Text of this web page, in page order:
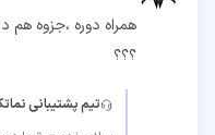
همراه دوره ،جزوه هم
؟؟؟
تیم پشتیبانی